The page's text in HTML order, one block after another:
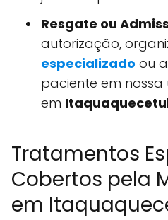
Resgate ou
autorização,
especializado ou
paciente em nossa
em
Tratamentos
Cobertos pela
em